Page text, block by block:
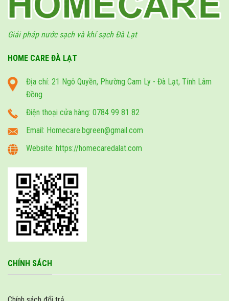
Giải pháp nước sạch và khí sạch Đà Lạt
HOME CARE ĐÀ LẠT
Địa chỉ: 21 Ngô Quyền, Phường Cam Ly - Đà Lạt, Tỉnh Lâm
Đồng
Điện thoại cửa hàng: 0784 99 81 82
Email: Homecare.bgreen@gmail.com
Website: https://homecaredalat.com
CHÍNH SÁCH